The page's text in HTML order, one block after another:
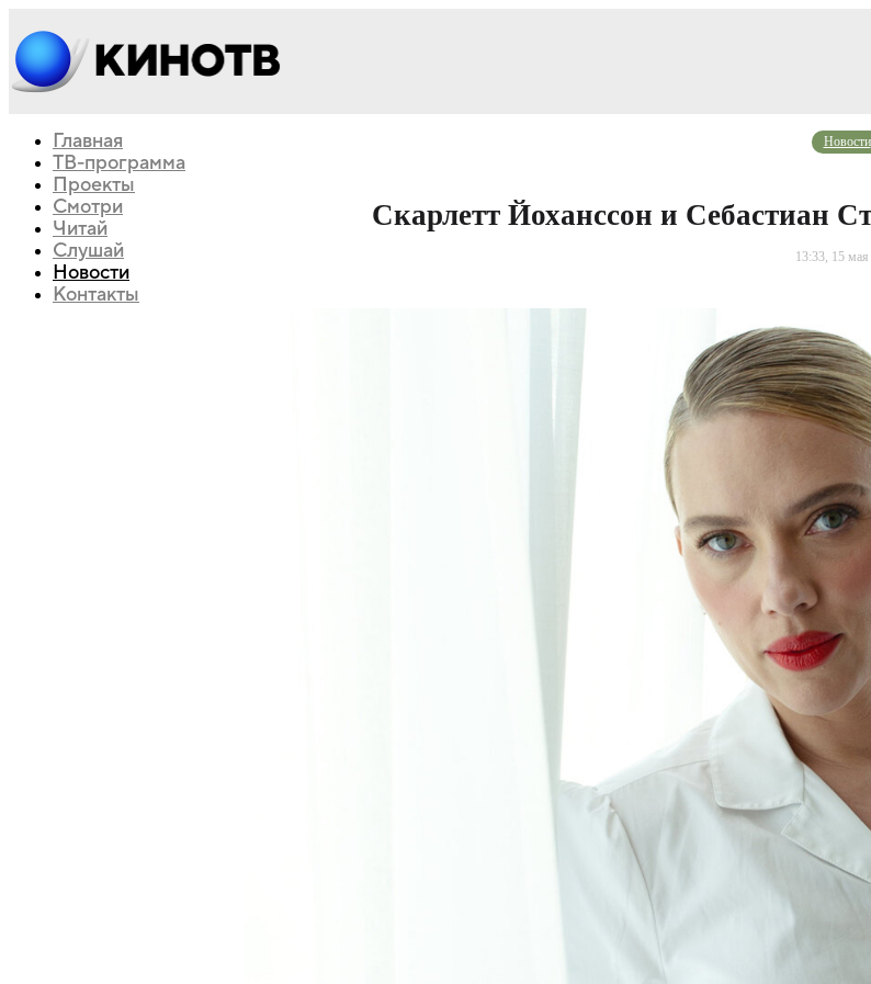
Главная
ТВ-программа
Проекты
Смотри
Читай
Слушай
Новости
Контакты
Новости
Скарлетт Йоханссон и Себастиан
13:33, 15